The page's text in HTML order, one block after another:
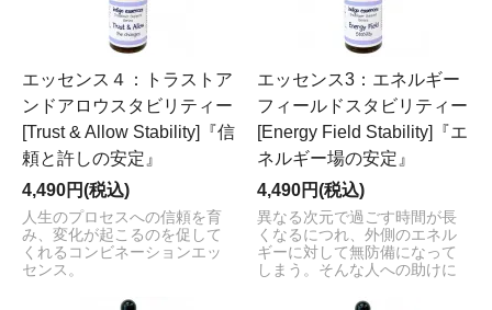
エッセンス４：トラストア
ンドアロウスタビリティー
[Trust & Allow Stability]『信
頼と許しの安定』
4,490円(税込)
人生のプロセスへの信頼を育
み、変化が起こるのを促して
くれるコンビネーションエッ
センス。
エッセンス3：エネルギー
フィールドスタビリティー
[Energy Field Stability]『エ
ネルギー場の安定』
4,490円(税込)
異なる次元で過ごす時間が長
くなるにつれ、外側のエネル
ギーに対して無防備になって
しまう。そんな人への助けに